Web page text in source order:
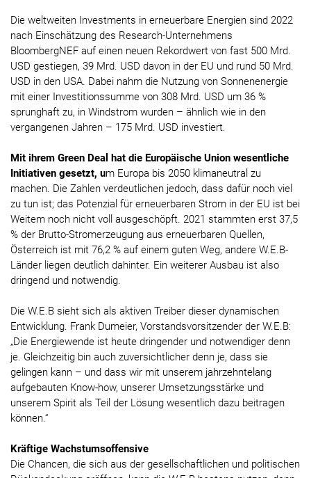
Die weltweiten Investments in erneuerbare Energien sind 2022
nach Einschätzung des Research-Unternehmens
BloombergNEF auf einen neuen Rekordwert von fast 500 Mrd.
USD gestiegen, 39 Mrd. USD davon in der EU und rund 50 Mrd.
USD in den USA. Dabei nahm die Nutzung von Sonnenenergie
mit einer Investitionssumme von 308 Mrd. USD um 36 %
sprunghaft zu, in Windstrom wurden – ähnlich wie in den
vergangenen Jahren – 175 Mrd. USD investiert.
Mit ihrem Green Deal hat die Europäische Union wesentliche
Initiativen gesetzt, um Europa bis 2050 klimaneutral zu
machen. Die Zahlen verdeutlichen jedoch, dass dafür noch viel
zu tun ist; das Potenzial für erneuerbaren Strom in der EU ist bei
Weitem noch nicht voll ausgeschöpft. 2021 stammten erst 37,5
% der Brutto-Stromerzeugung aus erneuerbaren Quellen,
Österreich ist mit 76,2 % auf einem guten Weg, andere W.E.B-
Länder liegen deutlich dahinter. Ein weiterer Ausbau ist also
dringend und notwendig.
Die W.E.B sieht sich als aktiven Treiber dieser dynamischen
Entwicklung. Frank Dumeier, Vorstandsvorsitzender der W.E.B:
„Die Energiewende ist heute dringender und notwendiger denn
je. Gleichzeitig bin auch zuversichtlicher denn je, dass sie
gelingen kann – und dass wir mit unserem jahrzehntelang
aufgebauten Know-how, unserer Umsetzungsstärke und
unserem Spirit als Teil der Lösung wesentlich dazu beitragen
können.“
Kräftige Wachstumsoffensive
Die Chancen, die sich aus der gesellschaftlichen und politischen